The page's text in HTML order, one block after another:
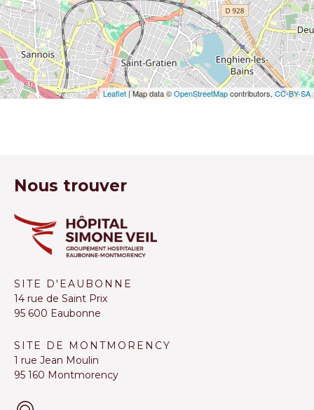
Leaflet| Map data ©OpenStreetMapcontributors, CC-BY-SA
Nous trouver
SITE D'EAUBONNE
14 rue de Saint Prix
95 600 Eaubonne
SITE DE MONTMORENCY
1 rue Jean Moulin
95 160 Montmorency